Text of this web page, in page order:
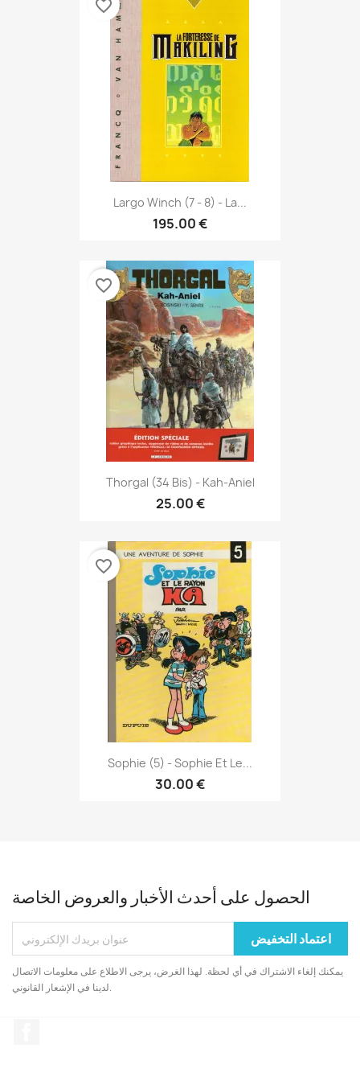
Largo Winch (7 - 8) - La...
195.00 €
favorite_border
Thorgal (34 Bis) - Kah-Aniel
25.00 €
favorite_border
Sophie (5) - Sophie Et Le...
30.00 €
favorite_border
الحصول على أحدث الأخبار والعروض الخاصة
يمكنك إلغاء الاشتراك في أي لحظة. لهذا الغرض، يرجى الاطلاع على معلومات الاتصال
لدينا في الإشعار القانوني.